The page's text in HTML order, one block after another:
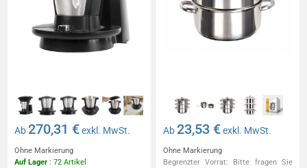
Ab270,31 €exkl. MwSt.
Ohne Markierung
Auf Lager : 72 Artikel
Ab23,53 €exkl. MwSt.
Ohne Markierung
Begrenzter Vorrat: Bitte fragen Sie